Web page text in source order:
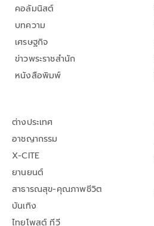
คอลัมนิสต์
บทความ
เศรษฐกิจ
ข่าวพระราชสำนัก
หนังสือพิมพ์
ต่างประเทศ
อาชญากรรม
X-CITE
ยานยนต์
สาธารณสุข-คุณภาพชีวิต
บันเทิง
ไทยโพสต์ ทีวี